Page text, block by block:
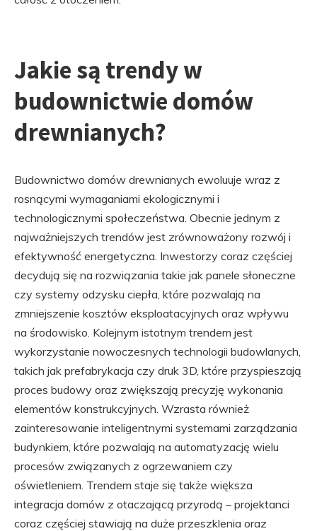
Jakie są trendy w
budownictwie domów
drewnianych?
Budownictwo domów drewnianych ewoluuje wraz z
rosnącymi wymaganiami ekologicznymi i
technologicznymi społeczeństwa. Obecnie jednym z
najważniejszych trendów jest zrównoważony rozwój i
efektywność energetyczna. Inwestorzy coraz częściej
decydują się na rozwiązania takie jak panele słoneczne
czy systemy odzysku ciepła, które pozwalają na
zmniejszenie kosztów eksploatacyjnych oraz wpływu
na środowisko. Kolejnym istotnym trendem jest
wykorzystanie nowoczesnych technologii budowlanych,
takich jak prefabrykacja czy druk 3D, które przyspieszają
proces budowy oraz zwiększają precyzję wykonania
elementów konstrukcyjnych. Wzrasta również
zainteresowanie inteligentnymi systemami zarządzania
budynkiem, które pozwalają na automatyzację wielu
procesów związanych z ogrzewaniem czy
oświetleniem. Trendem staje się także większa
integracja domów z otaczającą przyrodą – projektanci
coraz częściej stawiają na duże przeszklenia oraz